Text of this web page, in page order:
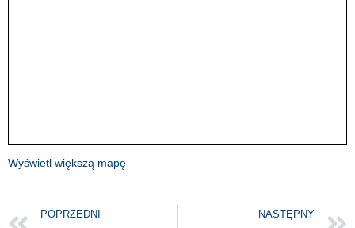
Wyświetl większą mapę
POPRZEDNI NASTĘPNY